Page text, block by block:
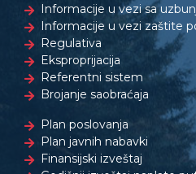
Informacije u vezi sa
Informacije u vezi zaštite
Regulativa
Eksproprijacija
Referentni sistem
Brojanje saobraćaja
Plan poslovanja
Plan javnih nabavki
Finansijski izveštaj